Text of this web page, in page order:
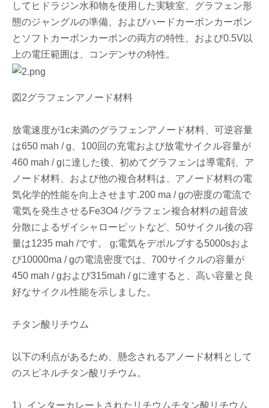
してヒドラジン水和物を使用した実験室、グラフェン形
態のジャングルの準備、およびハードカーボンカーボン
とソフトカーボンカーボンの両方の特性、および0.5V以
上の電圧範囲は、コンデンサの特性。
図2グラフェンアノード材料
放電速度が1c未満のグラフェンアノード材料、可逆容量
は650 mah / g、100回の充電および放電サイクル容量が
460 mah / gに達した後、初めてグラフェンは導電剤、ア
ノード材料、および他の複合材料は、アノード材料の電
気化学的性能を向上させます.200 ma / gの密度の電流で
電気を発生させるFe3O4 /グラフェン複合材料の超音波
分散によるザイシャローピットなど、50サイクル後の容
量は1235 mah /です。 g;電気をデボルブする5000sおよ
び10000ma / gの電流密度では、700サイクルの容量が
450 mah / gおよび315mah / gに達すると、高い容量と良
好なサイクル性能を示しました。
チタン酸リチウム
以下の利点があるため、懸念されるアノード材料として
のスピネルチタン酸リチウム。
1）インターカレートされたリチウムチタン酸リチウム